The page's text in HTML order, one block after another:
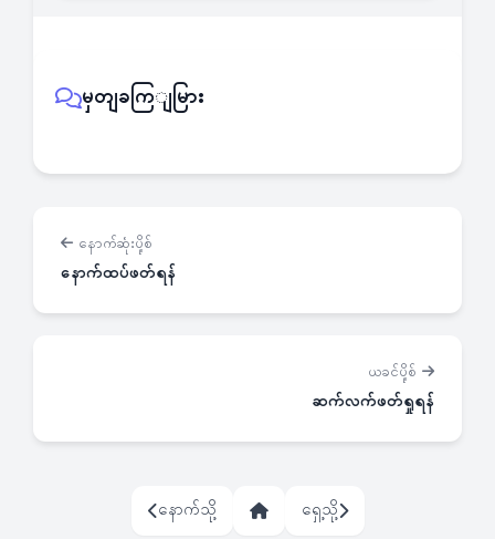
မှတျခကြျမြား
နောက်ဆုံးပို့စ်
နောက်ထပ်ဖတ်ရန်
ယခင်ပို့စ်
ဆက်လက်ဖတ်ရှုရန်
နောက်သို့ ရှေ့သို့